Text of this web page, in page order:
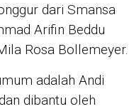
dari Smansa
Arifin Beddu
Rosa Bollemeyer.
adalah Andi
dibantu oleh